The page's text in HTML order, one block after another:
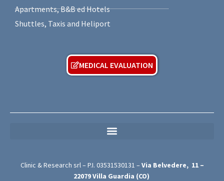
Apartments, B&B ed Hotels
Shuttles, Taxis and Heliport
MEDICAL EVALUATION
Clinic & Research srl – P.I. 03531530131 – Via Belvedere, 11 –
22079Villa Guardia (CO)